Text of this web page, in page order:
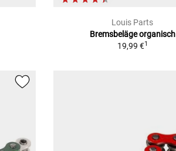
Louis Parts
Bremsbeläge organisch
19,99 €1